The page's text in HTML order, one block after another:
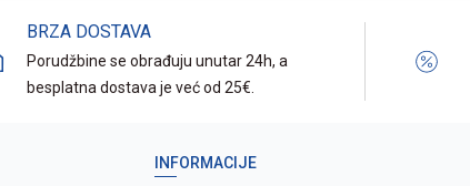
BRZA DOSTAVA
Porudžbine se obrađuju unutar 24h, a
besplatna dostava je već od 25€.
INFORMACIJE